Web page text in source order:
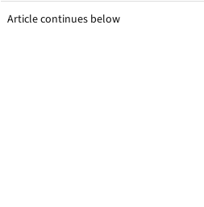
Article continues below